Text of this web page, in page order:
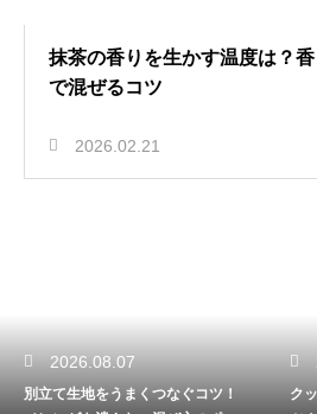
抹茶の香りを生かす温度は？
で混ぜるコツ
2026.02.21
2026.08.07
別立て生地をうまくつなぐコツ！
ク